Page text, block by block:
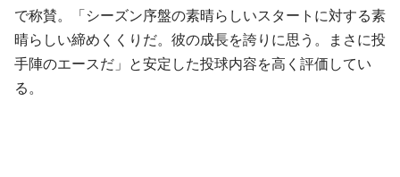
で称賛。「シーズン序盤の素晴らしいスタートに対する素
晴らしい締めくくりだ。彼の成長を誇りに思う。まさに投
手陣のエースだ」と安定した投球内容を高く評価してい
る。